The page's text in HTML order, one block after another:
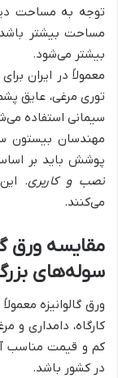
توجه به مساحت
مساحت بیشتر
بیشتر می‌شود.
معمولاً در ایران
سیمانی استفاده
مهندسان بیستون
پوشش باید بر اساس ۵ عامل
نصب و کاربری.
می‌کنند.
مقایسه ورق
سوله‌های
ورق گالوانیزه
کارگاه، دامداری و
کم و قیمت مناسب
در کشور باشد.